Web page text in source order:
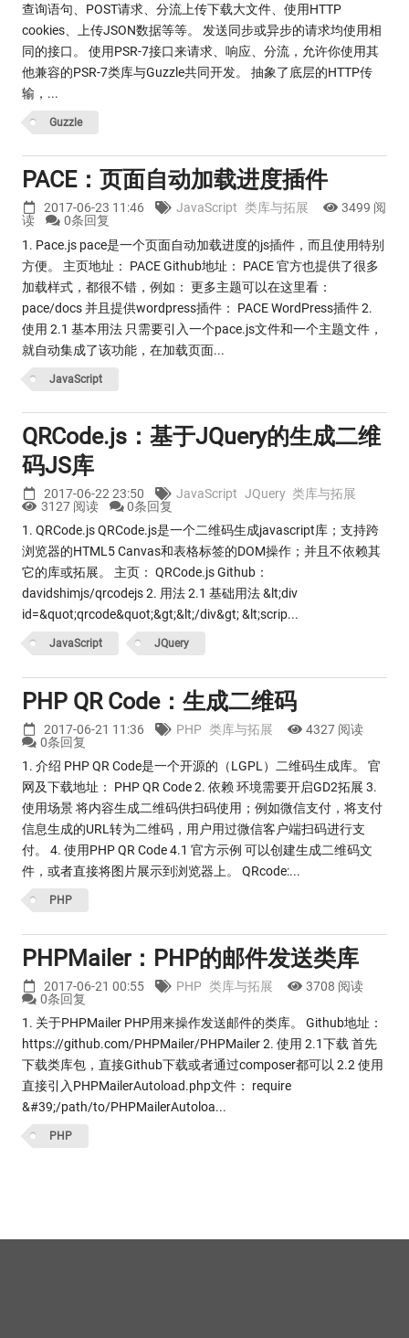
查询语句、POST请求、分流上传下载大文件、使用HTTP
cookies、上传JSON数据等等。 发送同步或异步的请求均使用相
同的接口。 使用PSR-7接口来请求、响应、分流，允许你使用其
他兼容的PSR-7类库与Guzzle共同开发。 抽象了底层的HTTP传
输，...
Guzzle
PACE：页面自动加载进度插件
2017-06-23 11:46 JavaScript 类库与拓展
3499 阅
读
0条回复
1. Pace.js pace是一个页面自动加载进度的js插件，而且使用特别
方便。 主页地址： PACE Github地址： PACE 官方也提供了很多
加载样式，都很不错，例如： 更多主题可以在这里看：
pace/docs 并且提供wordpress插件： PACE WordPress插件 2.
使用 2.1 基本用法 只需要引入一个pace.js文件和一个主题文件，
就自动集成了该功能，在加载页面...
JavaScript
QRCode.js：基于JQuery的生成二维
码JS库
2017-06-22 23:50 JavaScript JQuery 类库与拓展
3127 阅读
0条回复
1. QRCode.js QRCode.js是一个二维码生成javascript库；支持跨
浏览器的HTML5 Canvas和表格标签的DOM操作；并且不依赖其
它的库或拓展。 主页： QRCode.js Github：
davidshimjs/qrcodejs 2. 用法 2.1 基础用法 &lt;div
id=&quot;qrcode&quot;&gt;&lt;/div&gt; &lt;scrip...
JavaScript JQuery
PHP QR Code：生成二维码
2017-06-21 11:36 PHP 类库与拓展
4327 阅读
0条回复
1. 介绍 PHP QR Code是一个开源的（LGPL）二维码生成库。 官
网及下载地址： PHP QR Code 2. 依赖 环境需要开启GD2拓展 3.
使用场景 将内容生成二维码供扫码使用；例如微信支付，将支付
信息生成的URL转为二维码，用户用过微信客户端扫码进行支
付。 4. 使用PHP QR Code 4.1 官方示例 可以创建生成二维码文
件，或者直接将图片展示到浏览器上。 QRcode:...
PHP
PHPMailer：PHP的邮件发送类库
2017-06-21 00:55 PHP 类库与拓展
3708 阅读
0条回复
1. 关于PHPMailer PHP用来操作发送邮件的类库。 Github地址：
https://github.com/PHPMailer/PHPMailer 2. 使用 2.1下载 首先
下载类库包，直接Github下载或者通过composer都可以 2.2 使用
直接引入PHPMailerAutoload.php文件： require
&#39;/path/to/PHPMailerAutoloa...
PHP